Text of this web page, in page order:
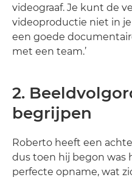
videograaf. Je kunt de
videoproductie niet in
een goede
met een team.’
2.
begrijpen
Roberto heeft een
dus toen hij begon was
perfecte opname, wat